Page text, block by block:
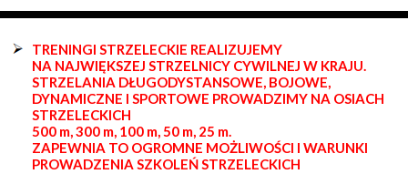
TRENINGI STRZELECKIE REALIZUJEMY
NA NAJWIĘKSZEJ STRZELNICY CYWILNEJ W KRAJU.
STRZELANIA DŁUGODYSTANSOWE, BOJOWE,
DYNAMICZNE I SPORTOWE PROWADZIMY NA OSIACH
STRZELECKICH
500 m, 300 m, 100 m, 50 m, 25 m.
ZAPEWNIA TO OGROMNE MOŻLIWOŚCI I WARUNKI
PROWADZENIA SZKOLEŃ STRZELECKICH